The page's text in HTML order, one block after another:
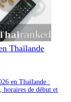
Thaïlande
en Thaïlande :
horaires de début et